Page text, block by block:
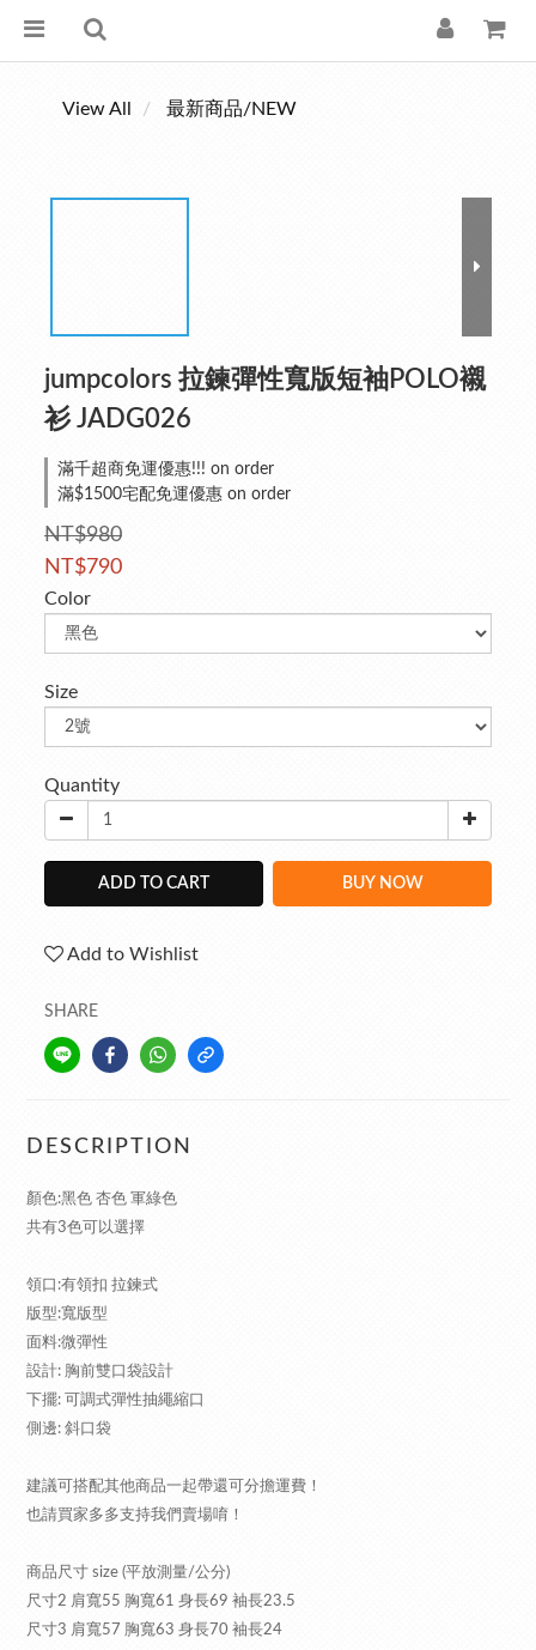
View All 最新商品/NEW
jumpcolors 拉鍊彈性寬版短袖POLO襯
衫 JADG026
滿千超商免運優惠!!! on order
滿$1500宅配免運優惠 on order
NT$980
NT$790
Color
Size
Quantity
ADD TO CART BUY NOW
Add to Wishlist
SHARE
DESCRIPTION
顏色:黑色 杏色 軍綠色
共有3色可以選擇
領口:有領扣 拉鍊式
版型:寬版型
面料:微彈性
設計: 胸前雙口袋設計
下擺: 可調式彈性抽繩縮口
側邊: 斜口袋
建議可搭配其他商品一起帶還可分擔運費！
也請買家多多支持我們賣場唷！
商品尺寸 size (平放測量/公分)
尺寸2 肩寬55 胸寬61 身長69 袖長23.5
尺寸3 肩寬57 胸寬63 身長70 袖長24